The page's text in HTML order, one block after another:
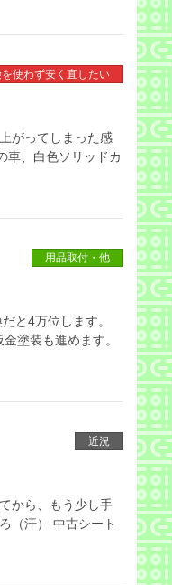
使わず安く直したい
がってしまった感
、白色ソリッドカ
用品取付・他
と4万位します。
塗装も進めます。
近況
から、もう少し手
（汗） 中古シート